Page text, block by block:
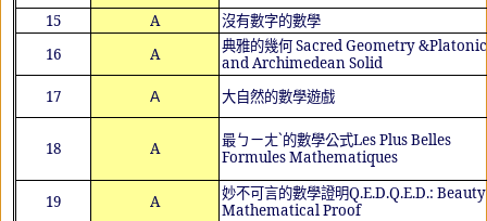
15
A
沒有數字的數學
16
A 典雅的幾何Sacred Geometry &Platonic
and Archimedean Solid
17
Ａ 大自然的數學遊戲
18 A 最ㄅㄧㄤˋ的數學公式Les Plus Belles
Formules Mathematiques
19 A 妙不可言的數學證明Q.E.D.Q.E.D.:
Mathematical Proof